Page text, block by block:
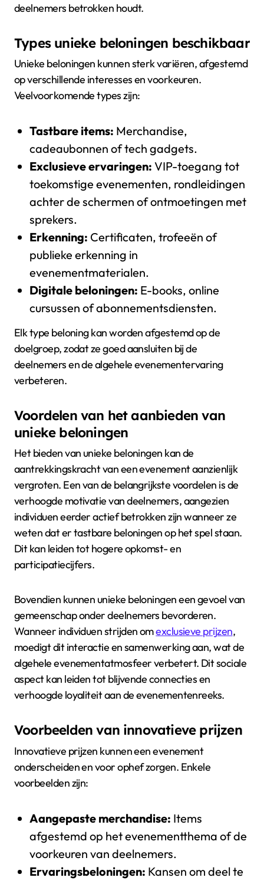
deelnemers betrokken houdt.
Types unieke beloningen beschikbaar
Unieke beloningen kunnen sterk variëren, afgestemd
op verschillende interesses en voorkeuren.
Veelvoorkomende types zijn:
Tastbare items: Merchandise,
cadeaubonnen of tech gadgets.
Exclusieve ervaringen: VIP-toegang tot
toekomstige evenementen, rondleidingen
achter de schermen of ontmoetingen met
sprekers.
Erkenning: Certificaten, trofeeën of
publieke erkenning in
evenementmaterialen.
Digitale beloningen: E-books, online
cursussen of abonnementsdiensten.
Elk type beloning kan worden afgestemd op de
doelgroep, zodat ze goed aansluiten bij de
deelnemers en de algehele evenementervaring
verbeteren.
Voordelen van het aanbieden van
unieke beloningen
Het bieden van unieke beloningen kan de
aantrekkingskracht van een evenement aanzienlijk
vergroten. Een van de belangrijkste voordelen is de
verhoogde motivatie van deelnemers, aangezien
individuen eerder actief betrokken zijn wanneer ze
weten dat er tastbare beloningen op het spel staan.
Dit kan leiden tot hogere opkomst- en
participatiecijfers.
Bovendien kunnen unieke beloningen een gevoel van
gemeenschap onder deelnemers bevorderen.
Wanneer individuen strijden omexclusieve prijzen,
moedigt dit interactie en samenwerking aan, wat de
algehele evenementatmosfeer verbetert. Dit sociale
aspect kan leiden tot blijvende connecties en
verhoogde loyaliteit aan de evenementenreeks.
Voorbeelden van innovatieve prijzen
Innovatieve prijzen kunnen een evenement
onderscheiden en voor ophef zorgen. Enkele
voorbeelden zijn:
Aangepaste merchandise: Items
afgestemd op het evenementthema of de
voorkeuren van deelnemers.
Ervaringsbeloningen: Kansen om deel te